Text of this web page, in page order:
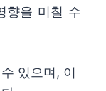
향을 미칠 수
있으며, 이